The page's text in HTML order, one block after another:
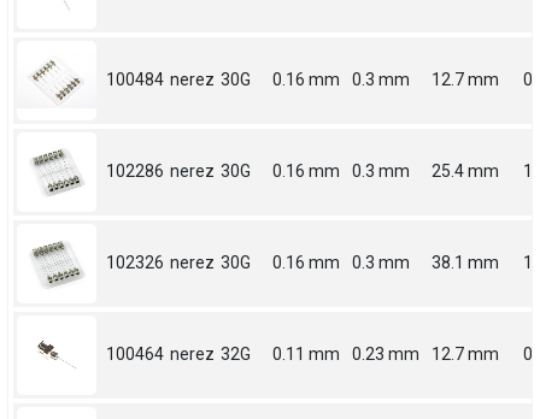
100484 nerez 30G 0.16 mm 0.3 mm 12.7 mm
102286 nerez 30G 0.16 mm 0.3 mm 25.4 mm 1
102326 nerez 30G 0.16 mm 0.3 mm 38.1 mm
100464 nerez 32G 0.11 mm 0.23 mm 12.7 mm